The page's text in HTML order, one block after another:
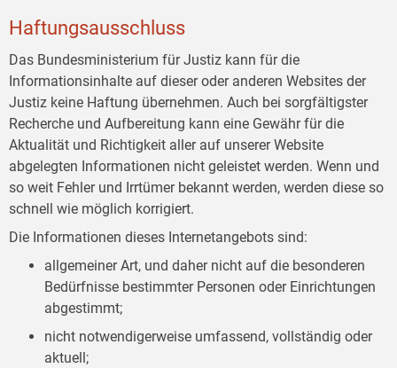
Haftungsausschluss
Das Bundesministerium für Justiz kann für die
Informationsinhalte auf dieser oder anderen Websites der
Justiz keine Haftung übernehmen. Auch bei sorgfältigster
Recherche und Aufbereitung kann eine Gewähr für die
Aktualität und Richtigkeit aller auf unserer Website
abgelegten Informationen nicht geleistet werden. Wenn und
so weit Fehler und Irrtümer bekannt werden, werden diese so
schnell wie möglich korrigiert.
Die Informationen dieses Internetangebots sind:
allgemeiner Art, und daher nicht auf die besonderen
Bedürfnisse bestimmter Personen oder Einrichtungen
abgestimmt;
nicht notwendigerweise umfassend, vollständig oder
aktuell;